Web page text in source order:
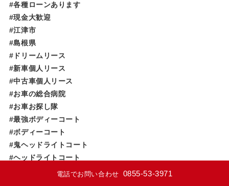
#各種ローンあります
#現金大歓迎
#江津市
#島根県
#ドリームリース
#新車個人リース
#中古車個人リース
#お車の総合病院
#お車お探し隊
#最強ボディーコート
#ボディーコート
#鬼ヘッドライトコート
#ヘッドライトコート
#今までになかったボディーコート
電話でお問い合わせ 0855-53-3971